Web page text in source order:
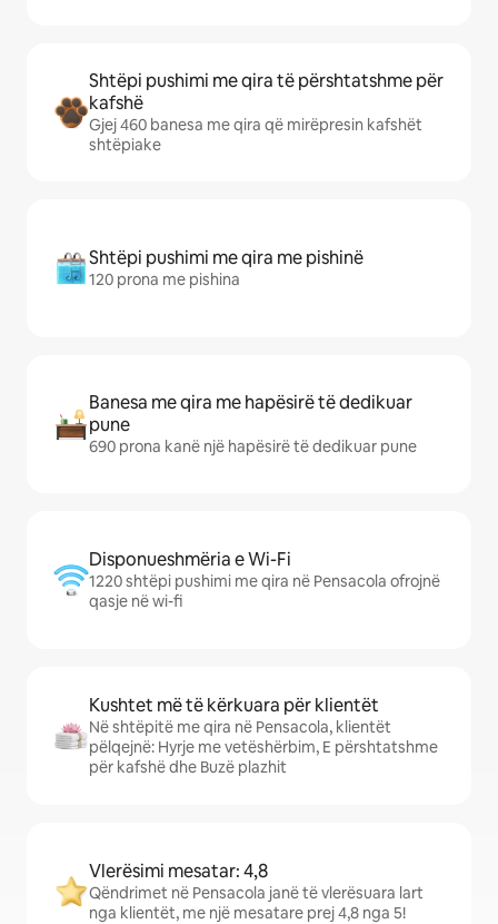
Shtëpi pushimi me qira të përshtatshme për
kafshë
Gjej 460 banesa me qira që mirëpresin kafshët
shtëpiake
Shtëpi pushimi me qira me pishinë
120 prona me pishina
Banesa me qira me hapësirë të dedikuar
pune
690 prona kanë një hapësirë të dedikuar pune
Disponueshmëria e Wi-Fi
1220 shtëpi pushimi me qira në Pensacola ofrojnë
qasje në wi-fi
Kushtet më të kërkuara për klientët
Në shtëpitë me qira në Pensacola, klientët
pëlqejnë: Hyrje me vetëshërbim, E përshtatshme
për kafshë dhe Buzë plazhit
Vlerësimi mesatar: 4,8
Qëndrimet në Pensacola janë të vlerësuara lart
nga klientët, me një mesatare prej 4,8 nga 5!